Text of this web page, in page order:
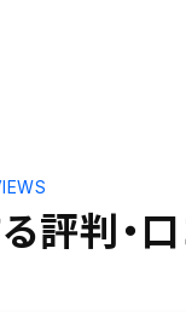
評判・